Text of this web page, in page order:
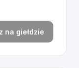
na giełdzie